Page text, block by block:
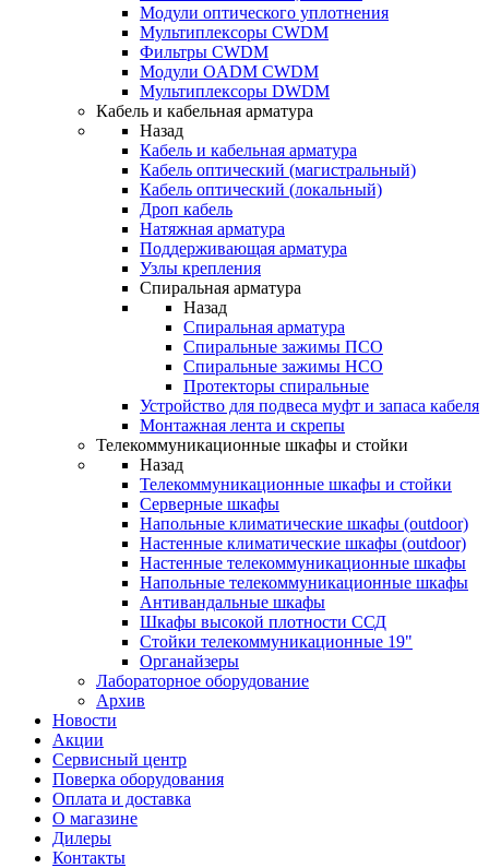
Модули оптического уплотнения
Мультиплексоры CWDM
Фильтры CWDM
Модули OADM CWDM
Мультиплексоры DWDM
Кабель и кабельная арматура
Назад
Кабель и кабельная арматура
Кабель оптический (магистральный)
Кабель оптический (локальный)
Дроп кабель
Натяжная арматура
Поддерживающая арматура
Узлы крепления
Спиральная арматура
Назад
Спиральная арматура
Спиральные зажимы ПСО
Спиральные зажимы НСО
Протекторы спиральные
Устройство для подвеса муфт и запаса кабеля
Монтажная лента и скрепы
Телекоммуникационные шкафы и стойки
Назад
Телекоммуникационные шкафы и стойки
Серверные шкафы
Напольные климатические шкафы (outdoor)
Настенные климатические шкафы (outdoor)
Настенные телекоммуникационные шкафы
Напольные телекоммуникационные шкафы
Антивандальные шкафы
Шкафы высокой плотности ССД
Стойки телекоммуникационные 19"
Органайзеры
Лабораторное оборудование
Архив
Новости
Акции
Сервисный центр
Поверка оборудования
Оплата и доставка
О магазине
Дилеры
Контакты